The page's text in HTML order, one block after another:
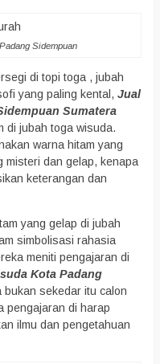
Sidempuan
di topi toga , jubah
yang paling kental, Jual
Sumatera
di jubah toga wisuda.
warna hitam yang
misteri dan gelap, kenapa
keterangan dan
yang gelap di jubah
simbolisasi rahasia
meniti pengajaran di
Kota Padang
bukan sekedar itu calon
pengajaran di harap
ilmu dan pengetahuan